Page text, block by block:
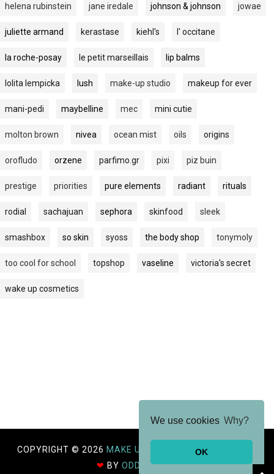
We use cookies Why?
OK
helena rubinstein jane iredale johnson & johnson jowae
juliette armand kerastase kiehl's l' occitane
la roche-posay le petit marseillais lip balms
lolita lempicka lush make-up studio makeup for ever
mani-pedi maybelline mec mini cutie
molton brown nivea ocean mist oils origins
orofludo orzene parfimo.gr pixi piz buin
prestige priorities pure elements radiant rituals
rodial sachajuan sephora skinfood sleek
smashbox so skin syoss the body shop tonymoly
too cool for school topshop vaseline victoria's secret
wake up cosmetics
COPYRIGHT © 2026 MAKE UP YOUR DAYZ.MADE WITH
❤ BY ODDTHEMES